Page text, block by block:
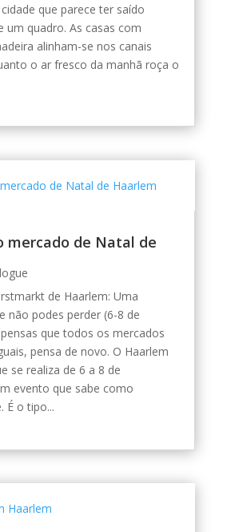
que parece ter saído
um quadro. As casas com
alinham-se nos canais
o ar fresco da manhã roça o
mercado de Natal de
de Haarlem: Uma
não podes perder (6-8 de
que todos os mercados
pensa de novo. O Haarlem
se realiza de 6 a 8 de
evento que sabe como
É o tipo...